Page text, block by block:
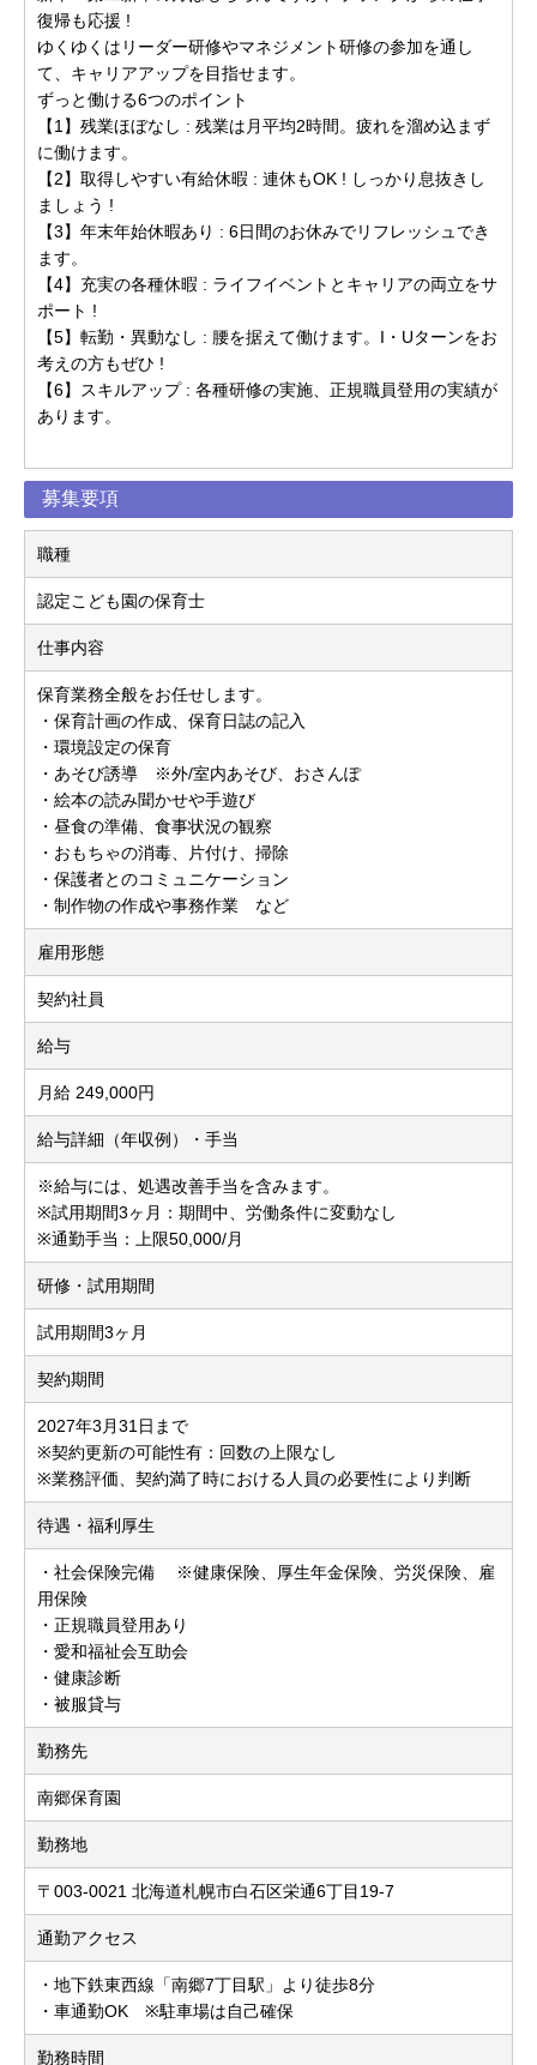
復帰も応援 !
ゆくゆくはリーダー研修やマネジメント研修の参加を通し
て、キャリアアップを目指せます。
ずっと働ける6つのポイント
【1】残業ほぼなし : 残業は月平均2時間。疲れを溜め込まず
に働けます。
【2】取得しやすい有給休暇 : 連休もOK ! しっかり息抜きし
ましょう !
【3】年末年始休暇あり : 6日間のお休みでリフレッシュでき
ます。
【4】充実の各種休暇 : ライフイベントとキャリアの両立をサ
ポート !
【5】転勤・異動なし : 腰を据えて働けます。I・Uターンをお
考えの方もぜひ !
【6】スキルアップ : 各種研修の実施、正規職員登用の実績が
あります。
募集要項
職種
認定こども園の保育士
仕事内容
保育業務全般をお任せします。
・保育計画の作成、保育日誌の記入
・環境設定の保育
・あそび誘導 ※外/室内あそび、おさんぽ
・絵本の読み聞かせや手遊び
・昼食の準備、食事状況の観察
・おもちゃの消毒、片付け、掃除
・保護者とのコミュニケーション
・制作物の作成や事務作業 など
雇用形態
契約社員
給与
月給 249,000円
給与詳細（年収例）・手当
※給与には、処遇改善手当を含みます。
※試用期間3ヶ月：期間中、労働条件に変動なし
※通勤手当：上限50,000/月
研修・試用期間
試用期間3ヶ月
契約期間
2027年3月31日まで
※契約更新の可能性有：回数の上限なし
※業務評価、契約満了時における人員の必要性により判断
待遇・福利厚生
・社会保険完備 ※健康保険、厚生年金保険、労災保険、雇
用保険
・正規職員登用あり
・愛和福祉会互助会
・健康診断
・被服貸与
勤務先
南郷保育園
勤務地
〒003-0021 北海道札幌市白石区栄通6丁目19-7
通勤アクセス
・地下鉄東西線「南郷7丁目駅」より徒歩8分
・車通勤OK ※駐車場は自己確保
勤務時間